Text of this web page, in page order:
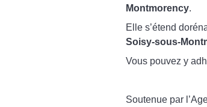
Montmorency.
Elle s’étend
Soisy-sous-
Vous pouvez y
Soutenue par